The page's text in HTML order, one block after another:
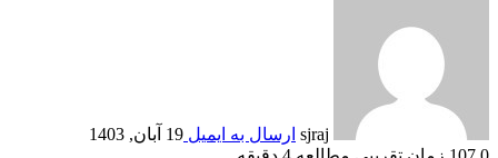
sjraj ارسال به ایمیل 19 آبان, 1403